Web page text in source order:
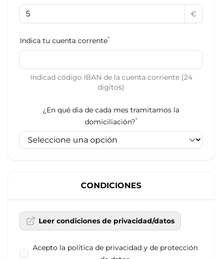
€
Indica tu cuenta corrente*
Indicad código IBAN de la cuenta corriente (24
digítos)
¿En qué dia de cada mes tramitamos la
domiciliación?*
CONDICIONES
Leer condiciones de privacidad/datos
Acepto la política de privacidad y de protección